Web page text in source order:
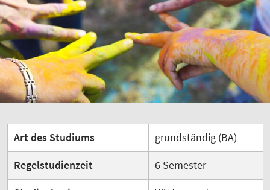
Art des Studiums
grundständig (BA)
Regelstudienzeit
6 Semester